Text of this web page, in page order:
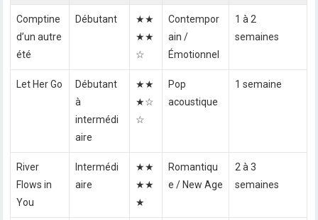
Comptine
d’un autre
été
Débutant
★★
★★
☆
Contempor
ain /
Émotionnel
1 à 2
semaines
Let Her Go
Débutant
à
intermédi
aire
★★
★☆
☆
Pop
acoustique
1 semaine
River
Flows in
You
Intermédi
aire
★★
★★
★
Romantiqu
e / New Age
2 à 3
semaines